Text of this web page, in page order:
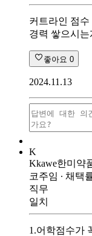
커트라인 점
경력 쌓으시
좋아요 0
2024.11.13
K
Kkawe한미약
코주임 ∙ 채택
직무
일치
1.어학점수가